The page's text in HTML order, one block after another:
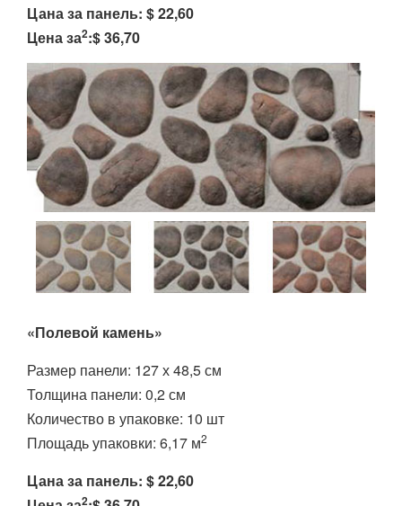
Цана за панель: $ 22,60
Цена за2:$ 36,70
«Полевой камень»
Размер панели: 127 х 48,5 см
Толщина панели: 0,2 см
Количество в упаковке: 10 шт
Площадь упаковки: 6,17 м2
Цана за панель: $ 22,60
2